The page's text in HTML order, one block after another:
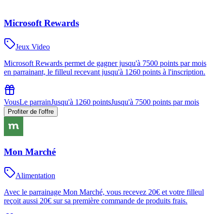
Microsoft Rewards
Jeux Video
Microsoft Rewards permet de gagner jusqu'à 7500 points par mois
en parrainant, le filleul recevant jusqu'à 1260 points à l'inscription.
VousLe parrainJusqu'à 1260 pointsJusqu'à 7500 points par mois
Profiter de l'offre
Mon Marché
Alimentation
Avec le parrainage Mon Marché, vous recevez 20€ et votre filleul
reçoit aussi 20€ sur sa première commande de produits frais.